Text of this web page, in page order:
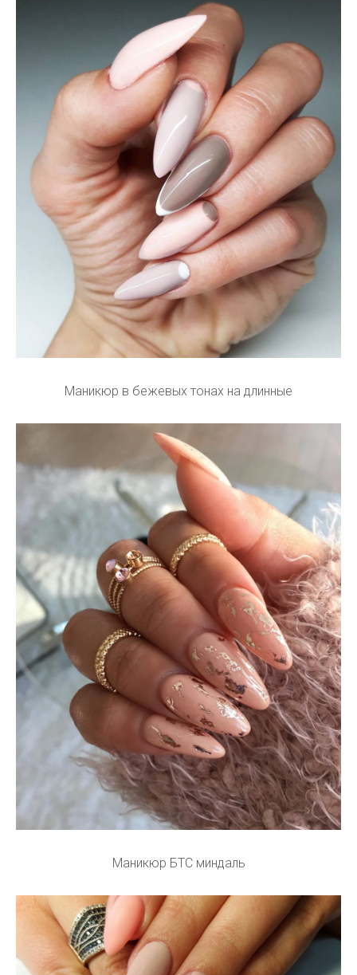
Маникюр в бежевых тонах на длинные
Маникюр БТС миндаль